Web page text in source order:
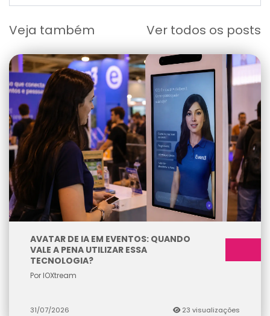
Veja também Ver todos os posts
AVATAR DE IA EM EVENTOS: QUANDO
VALE A PENA UTILIZAR ESSA
TECNOLOGIA?
Por IOXtream
31/07/2026 23 visualizações